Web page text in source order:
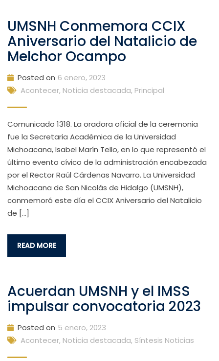
UMSNH Conmemora CCIX
Aniversario del Natalicio de
Melchor Ocampo
Posted on 6 enero, 2023
Acontecer, Noticia destacada, Principal
Comunicado 1318. La oradora oficial de la ceremonia
fue la Secretaria Académica de la Universidad
Michoacana, Isabel Marín Tello, en lo que representó el
último evento cívico de la administración encabezada
por el Rector Raúl Cárdenas Navarro. La Universidad
Michoacana de San Nicolás de Hidalgo (UMSNH),
conmemoró este día el CCIX Aniversario del Natalicio
de […]
READ MORE
Acuerdan UMSNH y el IMSS
impulsar convocatoria 2023
Posted on 5 enero, 2023
Acontecer, Noticia destacada, Síntesis Noticias